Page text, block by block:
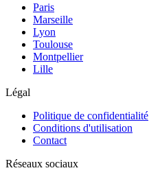
Paris
Marseille
Lyon
Toulouse
Montpellier
Lille
Légal
Politique de confidentialité
Conditions d'utilisation
Contact
Réseaux sociaux